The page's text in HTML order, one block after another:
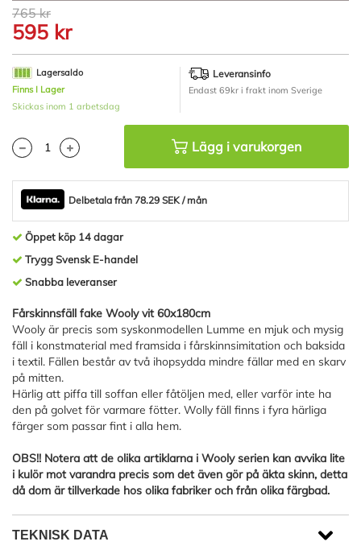
Hoppa
till
början
av
bildgalleriet
765 kr
595 kr
Lagersaldo
Finns I Lager
Skickas inom 1 arbetsdag
Leveransinfo
Endast 69kr i frakt inom Sverige
Lägg i varukorgen
Delbetala från 78.29 SEK / mån
Öppet köp 14 dagar
Trygg Svensk E-handel
Snabba leveranser
Fårskinnsfäll fake Wooly vit 60x180cm
Wooly är precis som syskonmodellen Lumme en mjuk och mysig
fäll i konstmaterial med framsida i fårskinnsimitation och baksida
i textil. Fällen består av två ihopsydda mindre fällar med en skarv
på mitten.
Härlig att piffa till soffan eller fåtöljen med, eller varför inte ha
den på golvet för varmare fötter. Wolly fäll finns i fyra härliga
färger som passar fint i alla hem.
OBS!! Notera att de olika artiklarna i Wooly serien kan avvika lite
i kulör mot varandra precis som det även gör på äkta skinn, detta
då dom är tillverkade hos olika fabriker och från olika färgbad.
TEKNISK DATA